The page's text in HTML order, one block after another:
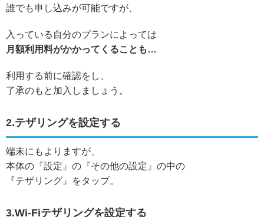
誰でも申し込みが可能ですが、
入っている自分のプランによっては
月額利用料がかかってくることも…
利用する前に確認をし、
了承のもと加入しましょう。
2.テザリングを設定する
端末にもよりますが、
本体の『設定』の『その他の設定』の中の
『テザリング』をタップ。
3.Wi-Fiテザリングを設定する